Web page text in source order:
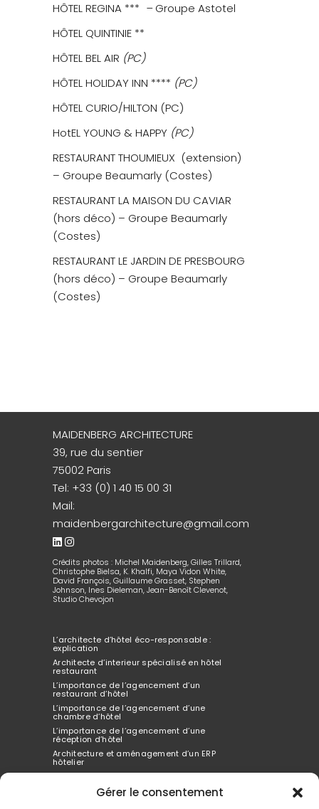
Gérer le consentement
HÔTEL REGINA *** –Groupe Astotel
HÔTEL QUINTINIE **
HÔTEL BEL AIR (PC)
HÔTEL HOLIDAY INN **** (PC)
HÔTEL CURIO/HILTON (PC)
HotEL YOUNG & HAPPY (PC)
RESTAURANT THOUMIEUX (extension)
– Groupe Beaumarly (Costes)
RESTAURANT LA MAISON DU CAVIAR
(hors déco) – Groupe Beaumarly
(Costes)
RESTAURANT LE JARDIN DE PRESBOURG
(hors déco) – Groupe Beaumarly
(Costes)
MAIDENBERG ARCHITECTURE
39, rue du sentier
75002 Paris
Tel: +33 (0) 1 40 15 00 31
Mail:
maidenbergarchitecture@gmail.com
Crédits photos : Michel Maidenberg, Gilles Trillard,
Christophe Bielsa, K. Khalfi, Maya Vidon White,
David François, Guillaume Grasset, Stephen
Johnson, Ines Dieleman, Jean-Benoît Clevenot,
Studio Chevojon
L’architecte d’hôtel éco-responsable :
explication
Architecte d’interieur spécialisé en hôtel
restaurant
L’importance de l’agencement d’un
restaurant d’hôtel
L’importance de l’agencement d’une
chambre d’hôtel
L’importance de l’agencement d’une
réception d’hôtel
Architecture et aménagement d’un ERP
hôtelier
Architecte d’interieur spécialisé dans
Comment l’agencement de l’hôtel peut tout